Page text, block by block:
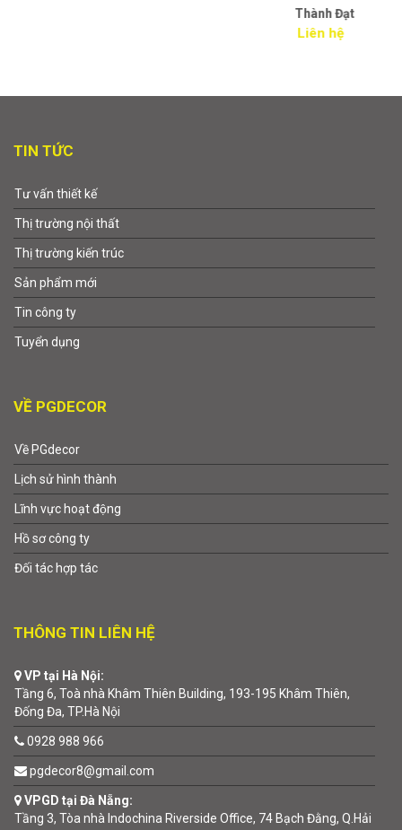
Thành Đạt
Liên hệ
TIN TỨC
Tư vấn thiết kế
Thị trường nội thất
Thị trường kiến trúc
Sản phẩm mới
Tin công ty
Tuyển dụng
VỀ PGDECOR
Về PGdecor
Lịch sử hình thành
Lĩnh vực hoạt động
Hồ sơ công ty
Đối tác hợp tác
THÔNG TIN LIÊN HỆ
VP tại Hà Nội:
Tầng 6, Toà nhà Khâm Thiên Building, 193-195 Khâm Thiên,
Đống Đa, TP.Hà Nội
0928 988 966
pgdecor8@gmail.com
VPGD tại Đà Nẵng:
Tầng 3, Tòa nhà Indochina Riverside Office, 74 Bạch Đằng, Q.Hải